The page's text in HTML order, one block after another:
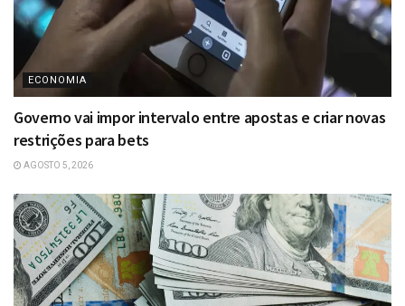
ECONOMIA
Governo vai impor intervalo entre apostas e criar novas
restrições para bets
AGOSTO 5, 2026